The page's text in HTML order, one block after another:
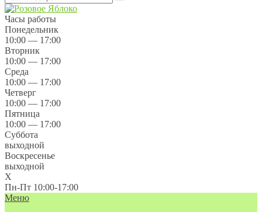
Часы работы
Понедельник
10:00 — 17:00
Вторник
10:00 — 17:00
Среда
10:00 — 17:00
Четверг
10:00 — 17:00
Пятница
10:00 — 17:00
Суббота
выходной
Воскресенье
выходной
X
Пн-Пт 10:00-17:00
Меню